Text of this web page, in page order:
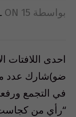
بواسطة ON 15 فبراير 2010
احدى اللافتات
ضو)شارك عدد من
في التجمع